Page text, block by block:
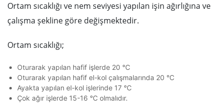
Ortam sıcaklığı ve nem seviyesi yapılan işin ağırlığına ve
çalışma şekline göre değişmektedir.
Ortam sıcaklığı;
Oturarak yapılan hafif işlerde 20 °C
Oturarak yapılan hafif el-kol çalışmalarında 20 °C
Ayakta yapılan el-kol işlerinde 17 °C
Çok ağır işlerde 15-16 °C olmalıdır.